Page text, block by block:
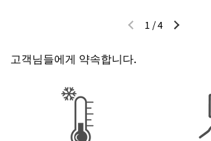
이전 슬라이드다음 슬
1 /4
고객님들에게 약속합니다.